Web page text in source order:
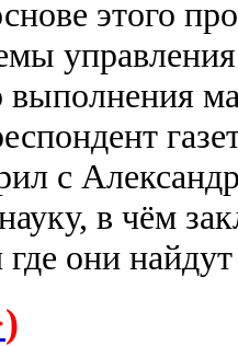
этого
выполнения
с
в чём
где они
)